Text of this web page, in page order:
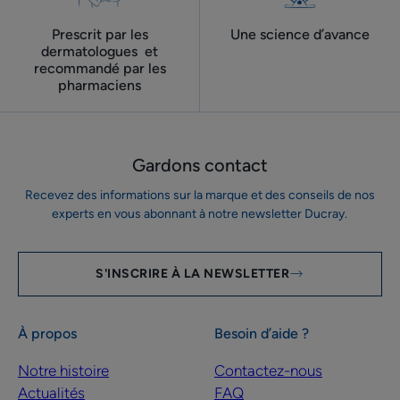
Prescrit par les
dermatologues ​ et
recommandé par les
pharmaciens
Une science d’avance
Gardons contact
Recevez des informations sur la marque et des conseils de nos
experts en vous abonnant à notre newsletter Ducray.
S'INSCRIRE À LA NEWSLETTER
À propos
Notre histoire
Actualités
Besoin d’aide ?
Contactez-nous
FAQ